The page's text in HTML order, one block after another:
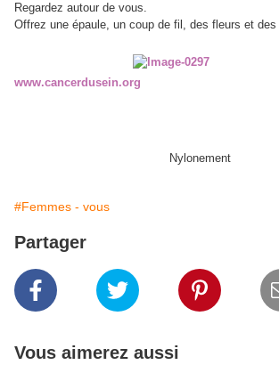
Regardez autour de vous.
Offrez une épaule, un coup de fil, des fleurs et
www.cancerdusein.org
Nylonement
#Femmes - vous
Partager
Vous aimerez aussi